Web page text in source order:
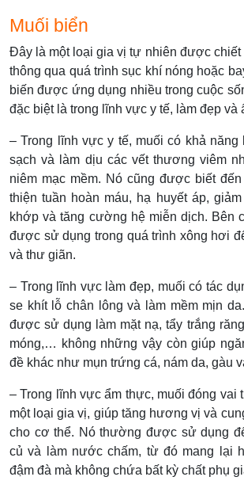
Muối biển
Đây là một loại gia vị tự nhiên được
thông qua quá trình sục khí nóng hoặc
biến được ứng dụng nhiều trong cuộc
đặc biệt là trong lĩnh vực y tế, làm đẹp và
– Trong lĩnh vực y tế, muối có khả năng
sạch và làm dịu các vết thương viêm
niêm mạc mềm. Nó cũng được biết
thiện tuần hoàn máu, hạ huyết áp,
khớp và tăng cường hệ miễn dịch. Bên
được sử dụng trong quá trình xông hơi
và thư giãn.
– Trong lĩnh vực làm đẹp, muối có tác
se khít lỗ chân lông và làm mềm mịn
được sử dụng làm mặt nạ, tẩy trắng
móng,… không những vậy còn giúp
đề khác như mụn trứng cá, nám da, gàu
– Trong lĩnh vực ẩm thực, muối đóng vai
một loại gia vị, giúp tăng hương vị và
cho cơ thể. Nó thường được sử dụng
củ và làm nước chấm, từ đó mang lại
đậm đà mà không chứa bất kỳ chất phụ